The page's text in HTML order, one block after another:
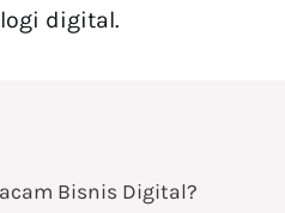
digital.
Bisnis Digital?